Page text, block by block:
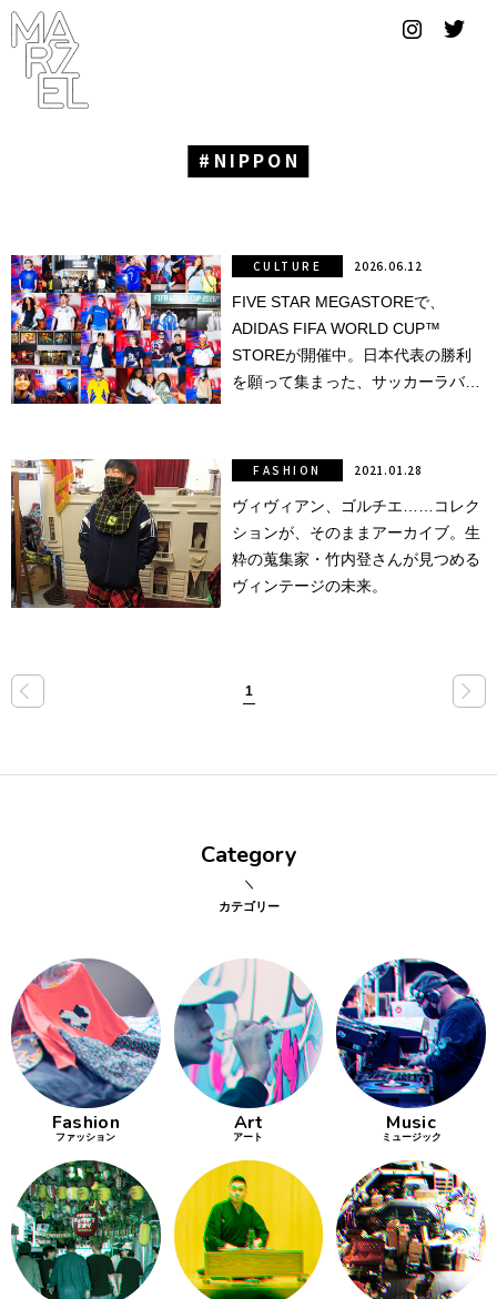
フィ
デザ
ナー
ー
プール
スーツ
ンテ
写真
確認の
旅
古着
才
立ったら
行動
するよう
ザインを
する
の絵で
ツを作
る
りどり
NIPPON
FIVE STAR MEGASTOREで、
ADIDAS FIFA WORLD CUP™
STOREが開催中。日本代表の勝利
を願って集まった、サッカーラバー
CULTURE 2026.06.12
ヴィヴィアン、ゴルチエ……コレク
ションが、そのままアーカイブ。生
粋の蒐集家・竹内登さんが見つめる
ヴィンテージの未来。
FASHION 2021.01.28
« 1 »
Category
カテゴリー
Fashion
ファッション
Art
アート
Music
ミュージック